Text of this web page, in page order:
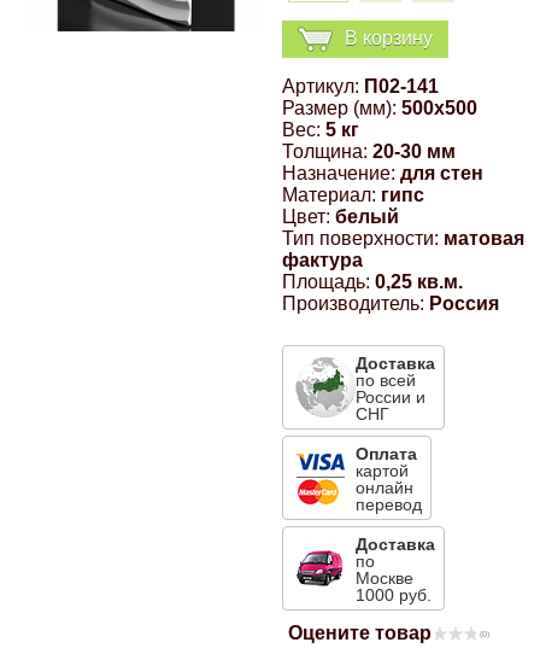
В корзину
Артикул: П02-141
Размер (мм): 500x500
Вес: 5 кг
Толщина: 20-30 мм
Назначение: для стен
Материал: гипс
Цвет: белый
Тип поверхности: матовая
фактура
Площадь: 0,25 кв.м.
Производитель: Россия
Доставка
по всей
России и
СНГ
Оплата
картой
онлайн
перевод
Доставка
по
Москве
1000 руб.
Оцените товар (0)
Компрессионные фитинги Poliext
Honda
Эмали универсальные акриловые
Магнитные панели на холодильник